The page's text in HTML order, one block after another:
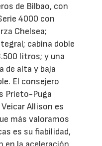
de Bilbao, con
4000 con
Chelsea;
cabina doble
litros; y una
de alta y baja
El consejero
Prieto-Puga
Allison es
más valoramos
es su fiabilidad,